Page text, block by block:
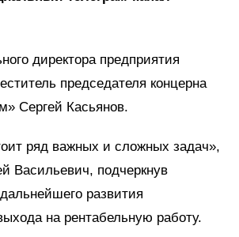
директора предприятия
председателя концерна
Сергей Касьянов.
ряд важных и сложных задач»,
Васильевич, подчеркнув
развития
на рентабельную работу.